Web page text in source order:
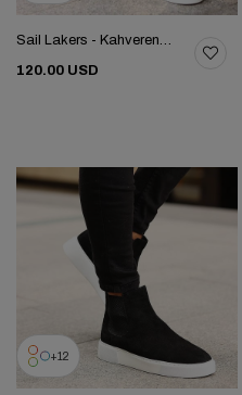
Sail Lakers - Kahverengi Süet Deri Eva Taban Unisex Chelsea Bot 102-041-HE1065
120.00 USD
12